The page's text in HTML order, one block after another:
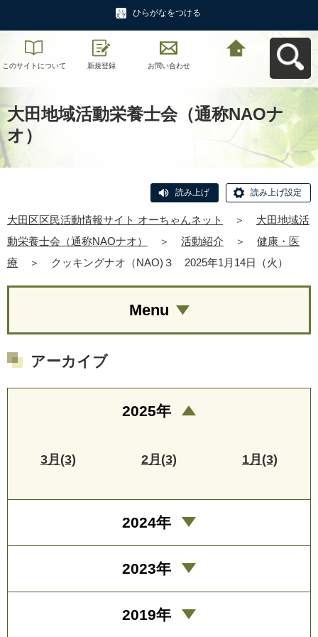
ひらがなをつける
このサイトについて 新規登録 お問い合わせ
大田地域活動栄養士会（通称NAOナ
オ）
読み上げ 読み上げ設定
大田区区民活動情報サイト オーちゃんネット ＞
大田地域活
動栄養士会（通称NAOナオ）
＞ 活動紹介 ＞
健康・医
療
＞ クッキングナオ（NAO)３ 2025年1月14日（火）
Menu
アーカイブ
2025年
3月(3) 2月(3) 1月(3)
2024年
2023年
2019年